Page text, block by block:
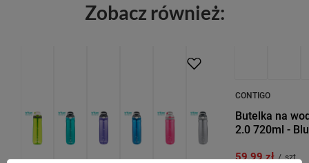
Zobacz również:
CONTIGO
Butelka na
2.0 720ml -
59,99 zł / szt.